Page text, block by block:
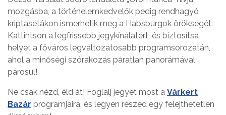
mozgásba, a történelemkedvelők pedig rendhagyó
kriptasétákon ismerhetik meg a Habsburgok örökségét.
Kattintson a legfrissebb jegykínálatért, és biztosítsa
helyét a főváros legváltozatosabb programsorozatán,
ahol a minőségi szórakozás páratlan panorámával
párosul!
Ne csak nézd, éld át! Foglalj jegyet most a Várkert
Bazár programjaira, és legyen részed egy felejthetetlen